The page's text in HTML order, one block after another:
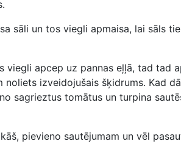
sāli un tos viegli apmaisa, lai sāls
viegli apcep uz pannas eļļā, tad tad
noliets izveidojušais šķidrums. Kad
sagrieztus tomātus un turpina
pievieno sautējumam un vēl